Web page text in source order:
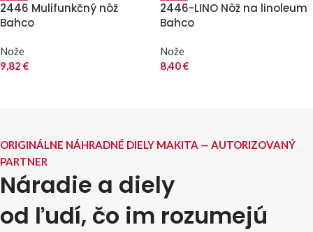
2446 Mulifunkčný nôž
Bahco
Nože
9,82 €
2446-LINO Nôž na linoleum
Bahco
Nože
8,40€
ORIGINÁLNE NÁHRADNÉ DIELY MAKITA — AUTORIZOVANÝ
PARTNER
Náradie a diely
od ľudí, čo im rozumejú